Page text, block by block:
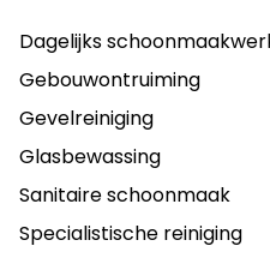
Dagelijks
Gebouwontruiming
Gevelreiniging
Glasbewassing
Sanitaire schoonmaak
Specialistische reiniging